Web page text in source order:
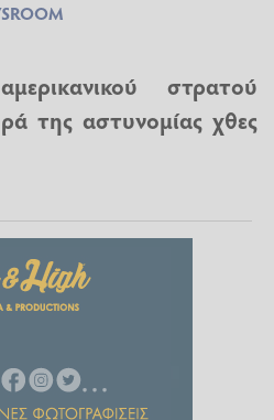
στρατού
της αστυνομίας χθες